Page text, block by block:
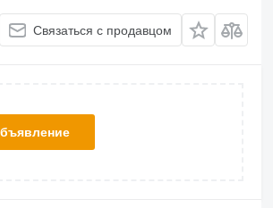
Связаться с продавцом